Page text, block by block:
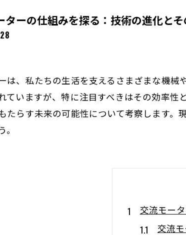
ターの仕組みを探る：技術の進化と
は、私たちの生活を支えるさまざまな機
ていますが、特に注目すべきはその効率
たらす未来の可能性について考察します
交流モー
交流